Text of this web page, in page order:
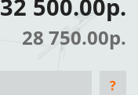
32 500.00р.
28 750.00р.
?